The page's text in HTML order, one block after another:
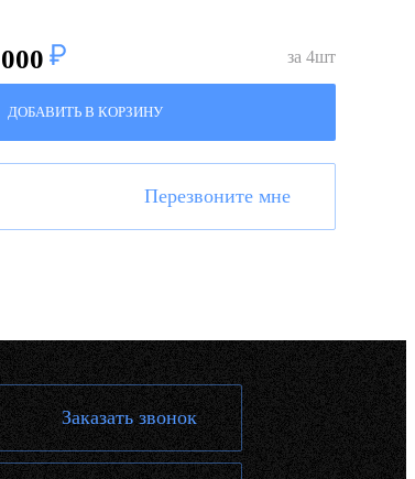
за 4шт
ДОБАВИТЬ В КОРЗИНУ
Перезвоните мне
Заказать звонок